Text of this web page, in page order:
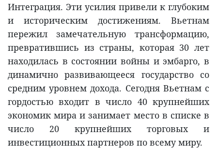
Интеграция. Эти усилия привели к глубоким
и историческим достижениям. Вьетнам
пережил замечательную трансформацию,
превратившись из страны, которая 30 лет
находилась в состоянии войны и эмбарго, в
динамично развивающееся государство со
средним уровнем дохода. Сегодня Вьетнам с
гордостью входит в число 40 крупнейших
экономик мира и занимает место в списке в
число 20 крупнейших торговых и
инвестиционных партнеров по всему миру.